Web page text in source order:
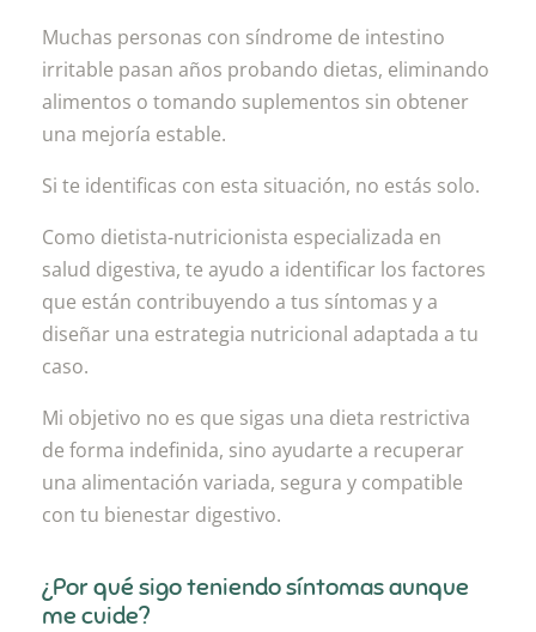
Muchas personas con síndrome de intestino
irritable pasan años probando dietas, eliminando
alimentos o tomando suplementos sin obtener
una mejoría estable.
Si te identificas con esta situación, no estás solo.
Como dietista-nutricionista especializada en
salud digestiva, te ayudo a identificar los factores
que están contribuyendo a tus síntomas y a
diseñar una estrategia nutricional adaptada a tu
caso.
Mi objetivo no es que sigas una dieta restrictiva
de forma indefinida, sino ayudarte a recuperar
una alimentación variada, segura y compatible
con tu bienestar digestivo.
¿Por qué sigo teniendo síntomas aunque
me cuide?